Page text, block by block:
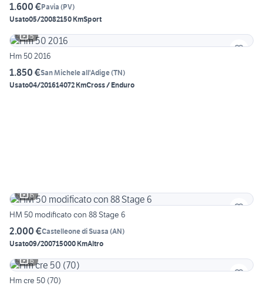
1.600 €Pavia (PV)
Usato05/20082150 KmSport
5
Hm 50 2016
1.850 €San Michele all'Adige(TN)
Usato04/201614072 KmCross / Enduro
6
HM 50 modificato con 88 Stage 6
2.000 €Castelleone di Suasa (AN)
Usato09/200715000 KmAltro
6
Hm cre 50 (70)